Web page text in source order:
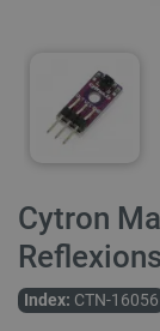
Cytron
Index: CTN-16056